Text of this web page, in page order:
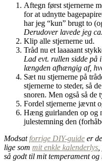
Aftegn først stjernerne
for at udnytte
har jeg “kun” brugt to
Derudover lavede jeg
Klip alle stjernerne ud.
Tråd nu et laaaaant
Lad evt. rullen sidde på
længden afhængig af,
Sæt nu stjernerne på
stjernerne to steder, så
snoren. Men også så de
Fordel stjernerne jævnt
Hæng guirlanden op og
julestemning den
Modsat forrige DIY-guide er
lige som mit enkle kalenderlys
så godt til mit temperament